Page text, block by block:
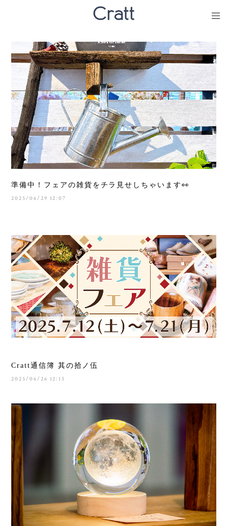
準備中！フェアの雑貨をチラ見せしちゃいます👀
2025/06/29 12:07
Cratt通信簿 其の拾ノ伍
2025/06/26 12:15